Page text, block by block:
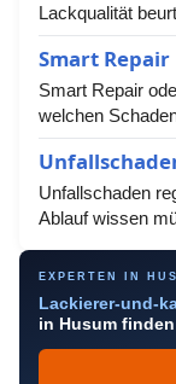
Lackqualität
Smart Repair
Smart Repair
welchen
Unfallschaden
Ablauf wissen
EXPERTEN IN
Lackierer-und-
in Husum finden